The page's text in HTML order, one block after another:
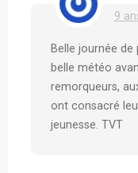
9
Belle journée
belle météo
remorqueurs,
ont consacré
jeunesse. TVT